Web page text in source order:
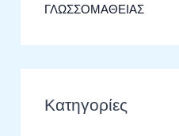
ΓΛΩΣΣΟΜΑΘΕΙΑΣ
Κατηγορίες